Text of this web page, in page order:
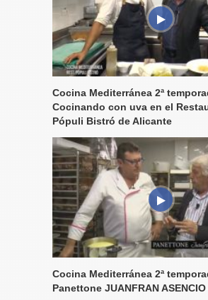
Cocina Mediterránea 2ª
Cocinando con uva en el
Pópuli Bistró de Alicante
Cocina Mediterránea 2ª
Panettone JUANFRAN